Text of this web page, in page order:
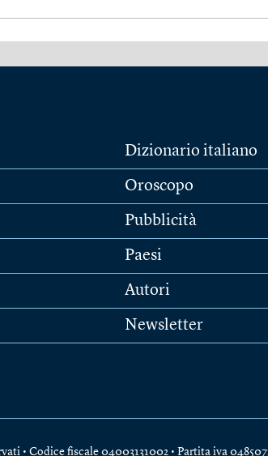
Dizionario italiano
Oroscopo
Pubblicità
Paesi
Autori
Newsletter
• Codice fiscale 04003131002 • Partita iva